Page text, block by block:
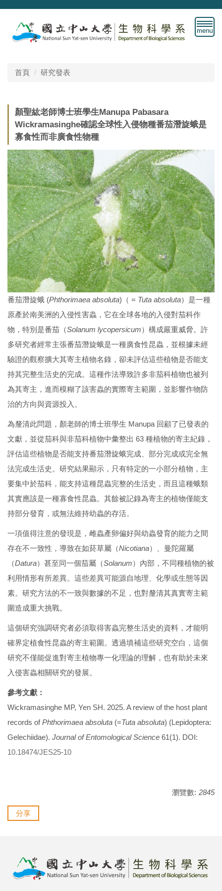
跳
首頁 研究發表
顏聖紘老師博士班學生Manupa Pabasara
Wickramasinghe確認全球性入侵物種番茄潛旋蛾是
寡食性而非廣食性物種
番茄潛旋蛾 (Phthorimaea absoluta)（ = Tuta absoluta）是一種
原產於南美洲的入侵性害蟲，它在全球各地的入侵對茄科作
物，特別是番茄（Solanum lycopersicum）構成嚴重威脅。許
多研究者經常主張番茄潛旋蛾是一種廣食性昆蟲，並根據未經
驗證的觀察擴大其寄主植物名錄，卻未評估這些植物是否能支
持其完整生活史的完成。這種作法導致許多非茄科植物也被列
為其寄主，進而模糊了該害蟲的實際寄主範圍，並影響作物防
治的方向與資源投入。
為釐清此問題，顏老師的博士班學生 Manupa 回顧了已發表的
文獻，並從茄科與非茄科植物中彙整出 63 種植物的寄主紀錄，
評估這些植物是否能支持番茄潛旋蛾完成、部分完成或完全無
法完成生活史。研究結果顯示，只有特定的一小部分植物，主
要集中於茄科，能支持這種昆蟲完整的生活史，而且這種蛾類
其實應該是一種寡食性昆蟲。其餘被記錄為寄主的植物僅能支
持部分發育，或無法維持幼蟲的存活。
一項值得注意的發現是，雌蟲產卵偏好與幼蟲發育的能力之間
存在不一致性，導致在如菸草屬（Nicotiana）、曼陀羅屬
（Datura）甚至同一個茄屬（Solanum）內部，不同種植物的被
利用情形有所差異。這些差異可能源自地理、化學或生態等因
素。研究方法的不一致與數據的不足，也對釐清其真實寄主範
圍造成重大挑戰。
這個研究強調研究者必須取得害蟲完整生活史的資料，才能明
確界定植食性昆蟲的寄主範圍。透過填補這些研究空白，這個
研究不僅能促進對寄主植物專一化理論的理解，也有助於未來
入侵害蟲相關研究的發展。
參考文獻：
Wickramasinghe MP, Yen SH. 2025. A review of the host plant
records ofPhthorimaea absoluta (=Tuta absoluta) (Lepidoptera:
Gelechiidae). Journal of Entomological Science 61(1). DOI:
10.18474/JES25-10
瀏覽數: 2845
分享